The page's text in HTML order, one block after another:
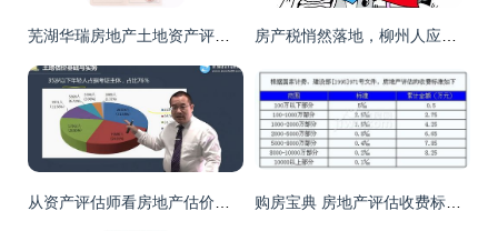
芜湖华瑞房地产土地资产评估工程咨询蚌埠分公司 专业与细致的标志性解读 房产税悄然落地，柳州人应买还是卖房？附精准计算指南
从资产评估师看房地产估价师的考试难度与通过率——房地产评估的进阶之路 购房宝典 房地产评估收费标准全解析